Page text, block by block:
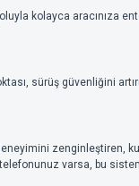
kolayca aracınıza
sürüş güvenliğini
zenginleştiren,
telefonunuz varsa, bu